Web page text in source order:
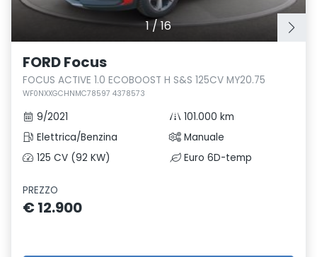
1/16
FORD Focus
FOCUS ACTIVE 1.0 ECOBOOST H S&S 125CV MY20.75
WF0NXXGCHNMC78597 4378573
9/2021
101.000 km
Elettrica/Benzina
Manuale
125 CV (92 KW)
Euro 6D-temp
PREZZO
€ 12.900